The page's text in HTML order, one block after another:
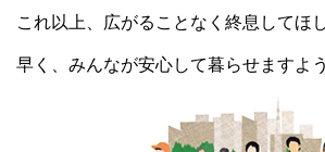
これ以上、広がることなく終息してほ
早く、みんなが安心して暮らせますよ